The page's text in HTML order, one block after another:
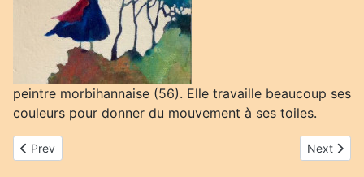
peintre morbihannaise (56). Elle travaille beaucoup ses
couleurs pour donner du mouvement à ses toiles.
Previous article: Marina Guilloret
Prev Next
Next